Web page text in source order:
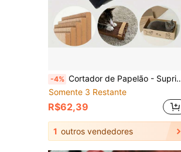
-4% Cortador de Papelão - Suprimentos Criativos DIY para Animais de Estimação, Ferramenta de Plástico Durável para Fazer Papelão Ondulado, Adequado para Projetos de Arte e Brinquedos Feitos à Mão, Brinquedos de Arranhação para Gatos. Máquina Caseira de Tiras de Papel para Brinquedo de Gato, Cortador de Papel de Embalagem. Ferramenta Manual. Ferramentas e Melhorias Domésticas. Conveniente e Prático, Resistente e Durável.
Somente 3 Restante
R$62,39
1 outros vendedores